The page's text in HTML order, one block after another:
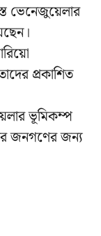
ভেনেজুয়েলার
প্রকাশিত
ভূমিকম্প
জনগণের জন্য